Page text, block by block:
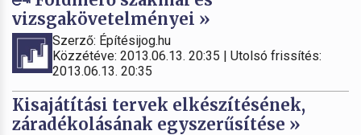
vizsgakövetelményei »
Szerző: Építésijog.hu
Közzétéve: 2013.06.13. 20:35 | Utolsó frissítés:
2013.06.13. 20:35
Kisajátítási tervek elkészítésének,
záradékolásának egyszerűsítése »